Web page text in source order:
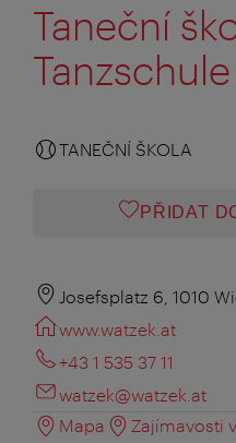
Taneční
TANEČNÍ ŠKOLA
PŘIDAT
Josefsplatz 6, 1010
www.watzek.at
+43 1 535 37 11
watzek@watzek.at
Mapa
Zajímavosti